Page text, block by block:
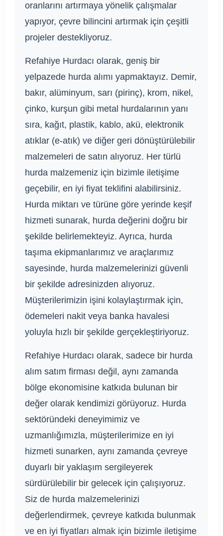
oranlarını artırmaya yönelik çalışmalar
yapıyor, çevre bilincini artırmak için çeşitli
projeler destekliyoruz.
Refahiye Hurdacı olarak, geniş bir
yelpazede hurda alımı yapmaktayız. Demir,
bakır, alüminyum, sarı (pirinç), krom, nikel,
çinko, kurşun gibi metal hurdalarının yanı
sıra, kağıt, plastik, kablo, akü, elektronik
atıklar (e-atık) ve diğer geri dönüştürülebilir
malzemeleri de satın alıyoruz. Her türlü
hurda malzemeniz için bizimle iletişime
geçebilir, en iyi fiyat teklifini alabilirsiniz.
Hurda miktarı ve türüne göre yerinde keşif
hizmeti sunarak, hurda değerini doğru bir
şekilde belirlemekteyiz. Ayrıca, hurda
taşıma ekipmanlarımız ve araçlarımız
sayesinde, hurda malzemelerinizi güvenli
bir şekilde adresinizden alıyoruz.
Müşterilerimizin işini kolaylaştırmak için,
ödemeleri nakit veya banka havalesi
yoluyla hızlı bir şekilde gerçekleştiriyoruz.
Refahiye Hurdacı olarak, sadece bir hurda
alım satım firması değil, aynı zamanda
bölge ekonomisine katkıda bulunan bir
değer olarak kendimizi görüyoruz. Hurda
sektöründeki deneyimimiz ve
uzmanlığımızla, müşterilerimize en iyi
hizmeti sunarken, aynı zamanda çevreye
duyarlı bir yaklaşım sergileyerek
sürdürülebilir bir gelecek için çalışıyoruz.
Siz de hurda malzemelerinizi
değerlendirmek, çevreye katkıda bulunmak
ve en iyi fiyatları almak için bizimle iletişime